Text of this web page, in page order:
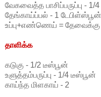
வேகவைத்த பாசிப்பருப்பு - 1/
தேங்காய்ப்பல் - 1 டேபிள்ஸ்பூன்
உப்பு+எண்ணெய் = தேவைக்கு
தாளிக்க
கடுகு - 1/2 டீஸ்பூன்
உளுத்தம்பருப்பு - 1/4 டீஸ்பூன்
காய்ந்த மிளகாய் - 2